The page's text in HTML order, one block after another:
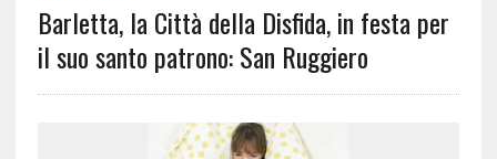
Barletta, la Città della Disfida, in festa per
il suo santo patrono: San Ruggiero